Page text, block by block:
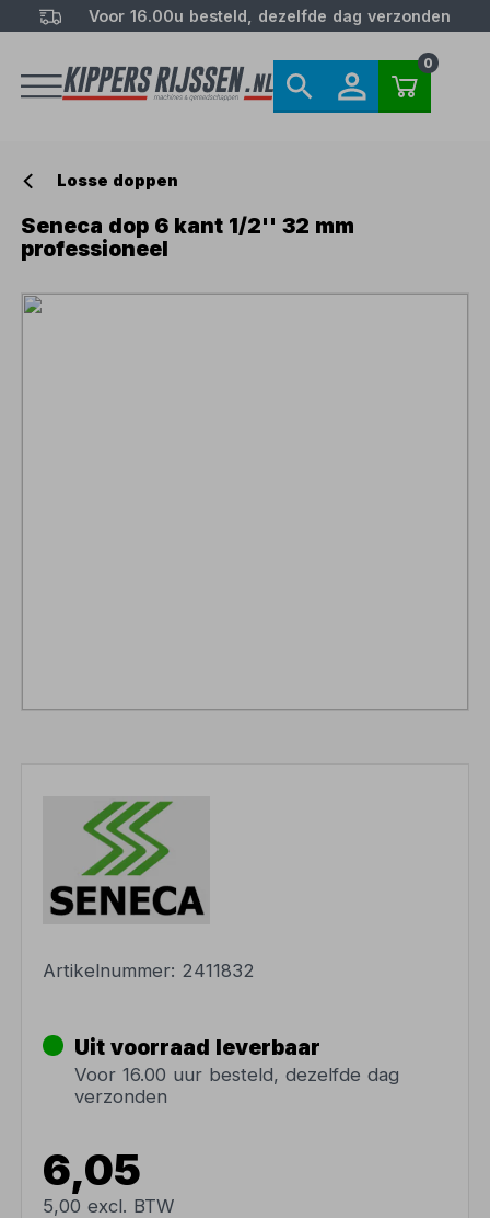
Voor 16.00u besteld, dezelfde dag verzonden
0
Losse doppen
Seneca dop 6 kant 1/2'' 32 mm
professioneel
Artikelnummer: 2411832
Uit voorraad leverbaar
Voor 16.00 uur besteld, dezelfde dag
verzonden
6,05
5,00 excl. BTW